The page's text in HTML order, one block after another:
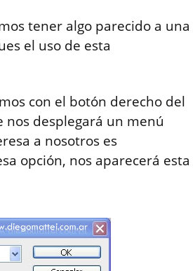
tener algo parecido a una
el uso de esta
con el botón derecho del
desplegará un menú
a nosotros es
opción, nos aparecerá esta